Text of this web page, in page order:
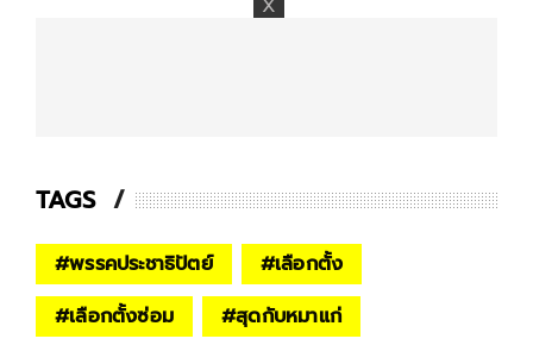
TAGS
#พรรคประชาธิปัตย์ #เลือกตั้ง
#เลือกตั้งซ่อม #สุดกับหมาแก่